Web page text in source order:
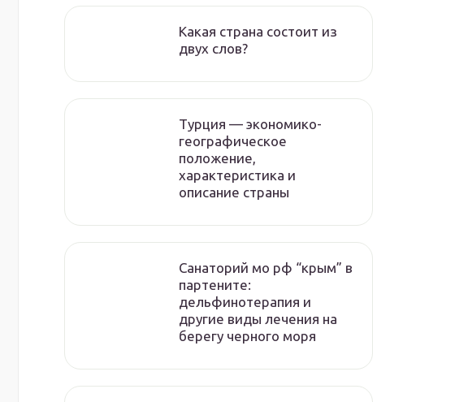
Какая страна состоит из
двух слов?
Турция — экономико-
географическое
положение,
характеристика и
описание страны
Санаторий мо рф “крым” в
партените:
дельфинотерапия и
другие виды лечения на
берегу черного моря